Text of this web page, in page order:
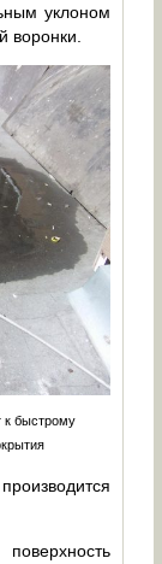
уклоном
воронки.
к быстрому